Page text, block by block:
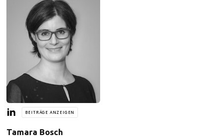
BEITRÄGE ANZEIGEN
Tamara Bosch